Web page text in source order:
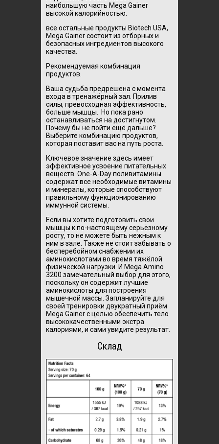
наибольшую часть Mega Gainer
высокой калорийностью.
все остальные продукты Biotech USA,
Mega Gainer состоит из отборных и
безопасных ингредиентов высокого
качества.
Рекомендуемая комбинация
продуктов.
Ваша судьба предрешена с момента
входа в тренажёрный зал. Прилив
силы, превосходная эффективность,
больше мышцы. Но пока рано
останавливаться на достигнутом.
Почему бы не пойти ещё дальше?
Выберите комбинацию продуктов,
которая поставит вас на путь роста.
Ключевое значение здесь имеет
эффективное усвоение питательных
веществ. One-A-Day поливитамины
содержат все необходимые витамины
и минералы, которые способствуют
правильному функционированию
иммунной системы.
Если вы хотите подготовить свои
мышцы к по-настоящему серьёзному
росту, то не можете быть нежным к
ним в зале. Также не стоит забывать о
бесперебойном снабжении их
аминокислотами во время тяжёлой
физической нагрузки. И Mega Amino
3200 замечательный выбор для этого,
поскольку он содержит лучшие
аминокислоты для построения
мышечной массы. Запланируйте для
своей тренировки двукратный приём
Mega Gainer с целью обеспечить тело
высококачественными экстра
калориями, и сами увидите результат.
Склад